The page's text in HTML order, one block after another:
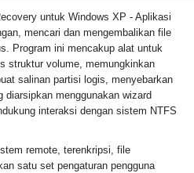
untuk Windows XP - Aplikasi
mencari dan mengembalikan file
Program ini mencakup alat untuk
struktur volume, memungkinkan
salinan partisi logis, menyebarkan
diarsipkan menggunakan wizard
interaksi dengan sistem NTFS
remote, terenkripsi, file
satu set pengaturan pengguna